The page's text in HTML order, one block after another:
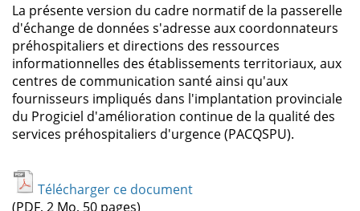
La présente version du cadre normatif de la passerelle
d'échange de données s'adresse aux coordonnateurs
préhospitaliers et directions des ressources
informationnelles des établissements territoriaux, aux
centres de communication santé ainsi qu'aux
fournisseurs impliqués dans l'implantation provinciale
du Progiciel d'amélioration continue de la qualité des
services préhospitaliers d'urgence (PACQSPU).
Télécharger ce document
(PDF, 2 Mo, 50 pages)